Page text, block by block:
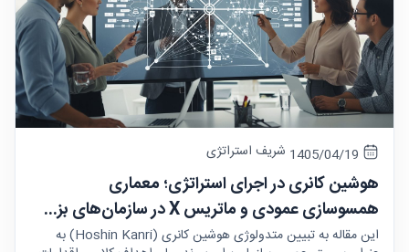
شریف استراتژی
هوشین کانری در اجرای استراتژی؛ معماری
همسوسازی عمودی و ماتریس X در سازمان‌های بز...
این مقاله به تبیین متدولوژی هوشین کانری (Hoshin Kanri) به